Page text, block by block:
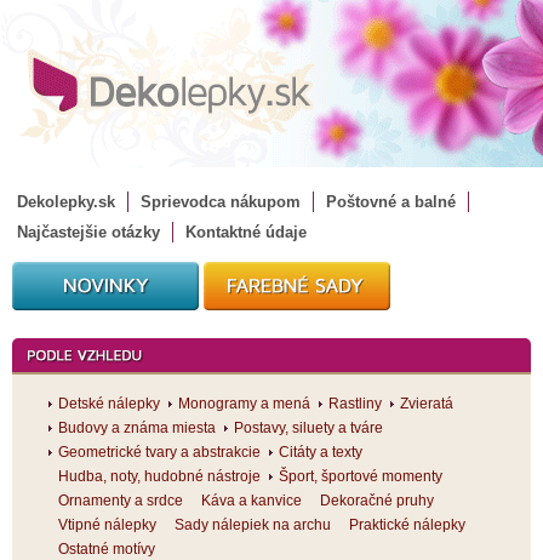
Dekolepky.sk Sprievodca nákupom
Poštovné a balné
Najčastejšie otázky
Kontaktné údaje
Detské nálepky Monogramy a mená Rastliny
Zvieratá
Budovy a známa miesta
Postavy, siluety a tváre
Geometrické tvary a abstrakcie
Citáty a texty
Hudba, noty, hudobné nástroje
Šport, športové momenty
Ornamenty a srdce
Káva a kanvice
Dekoračné pruhy
Vtipné nálepky
Sady nálepiek na archu
Praktické nálepky
Ostatné motívy